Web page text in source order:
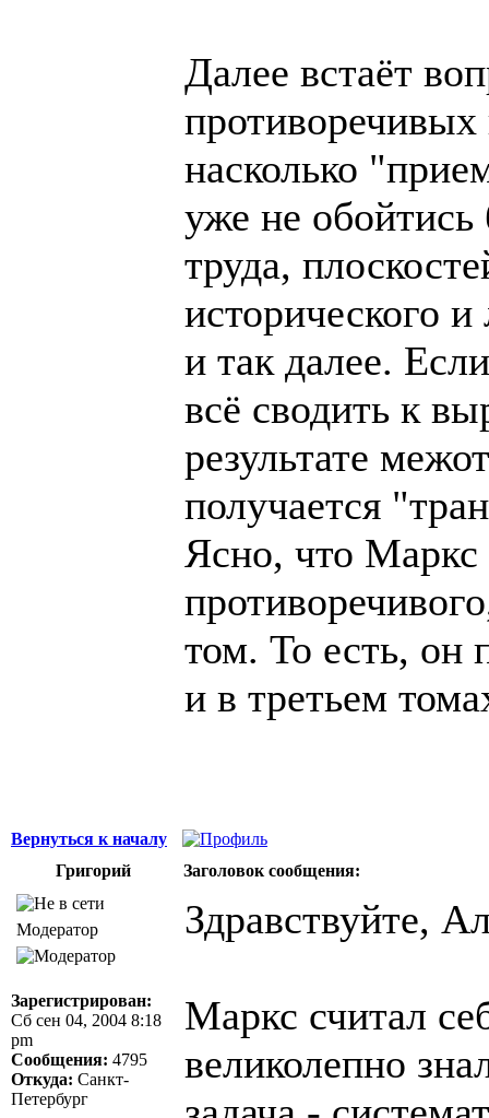
Далее встаёт
насколько
уже не обойтись
труда,
исторического и
и так далее.
всё сводить к
результате
получается
Ясно, что Маркс
том. То есть, он
и в третьем
Вернуться к началу
Григорий
Заголовок сообщения:
Модератор
Зарегистрирован:
Сб сен 04, 2004 8:18
pm
Сообщения: 4795
Откуда: Санкт-
Петербург
Здравствуйте,
Маркс считал
великолепно